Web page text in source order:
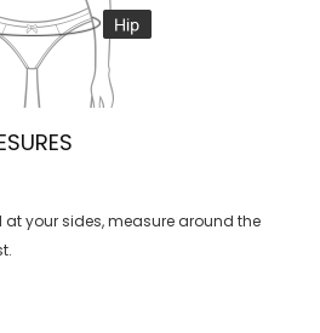
at your sides, measure around the